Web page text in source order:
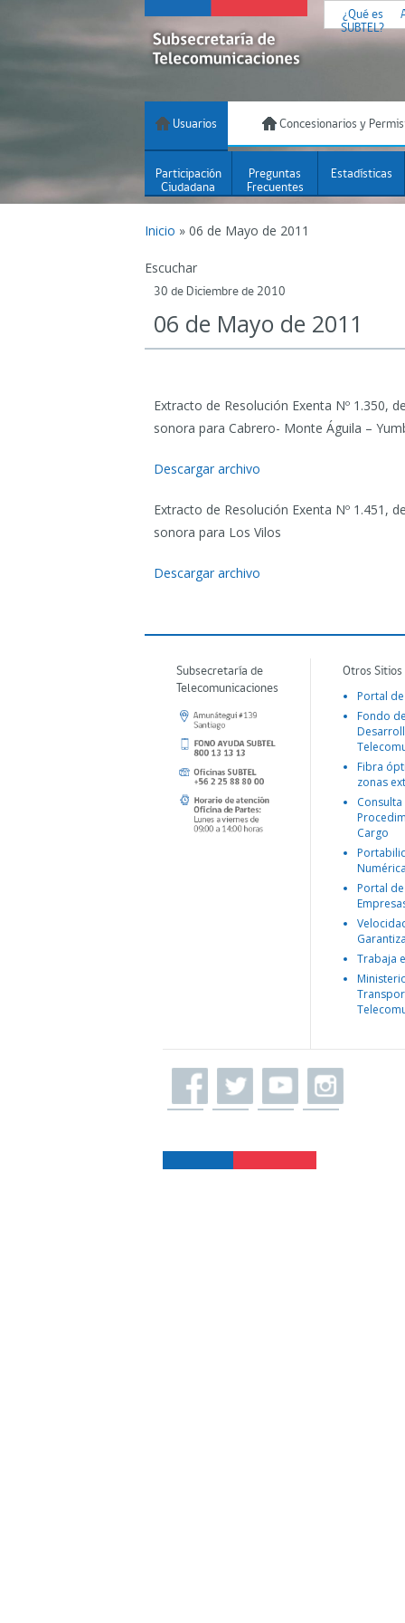
¿Qué es
SUBTEL?
Usuarios Concesionarios y
Participación
Ciudadana
Preguntas
Frecuentes
Estadísticas
Inicio » 06 de Mayo de 2011
Escuchar
30 de Diciembre de 2010
06 de Mayo de 2011
Extracto de Resolución Exenta Nº 1.350,
sonora para Cabrero- Monte Águila –
Descargar archivo
Extracto de Resolución Exenta Nº 1.451,
sonora para Los Vilos
Descargar archivo
Subsecretaría de
Telecomunicaciones
Otros
Portal
Fondo
Fibra
zonas
Consulta
Cargo
Portal
Trabaja